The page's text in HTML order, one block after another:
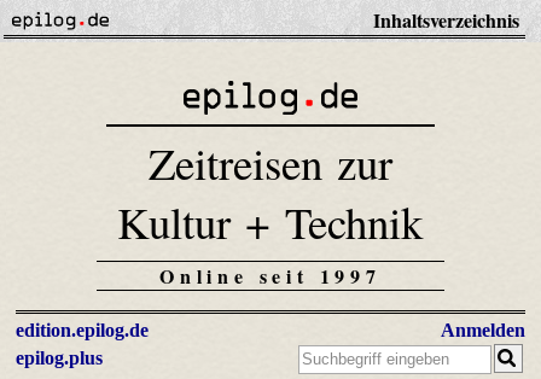
Inhaltsverzeichnis
Zeitreisen zur
Kultur + Technik
Online seit 1997
edition.epilog.de
epilog.plus
Anmelden